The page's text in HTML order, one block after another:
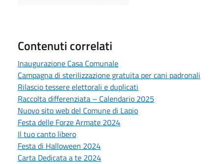
Contenuti correlati
Inaugurazione Casa Comunale
Campagna di sterilizzazione gratuita per cani padronali
Rilascio tessere elettorali e duplicati
Raccolta differenziata – Calendario 2025
Nuovo sito web del Comune di Lapio
Festa delle Forze Armate 2024
Il tuo canto libero
Festa di Halloween 2024
Carta Dedicata a te 2024